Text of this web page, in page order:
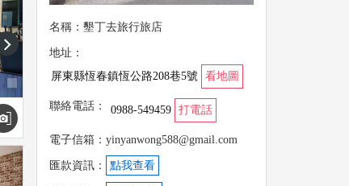
next
名稱：墾丁去旅行旅店
地址：
屏東縣恆春鎮恆公路208巷5號
看地圖
聯絡電話： 0988-549459 打電話
電子信箱：yinyanwong588@gmail.com
匯款資訊： 點我查看